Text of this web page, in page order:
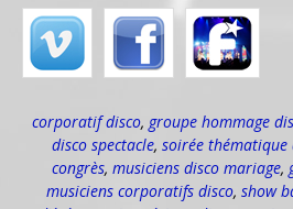
corporatif disco, groupe hommage
disco spectacle, soirée thématique
congrès, musiciens disco mariage,
musiciens corporatifs disco, show